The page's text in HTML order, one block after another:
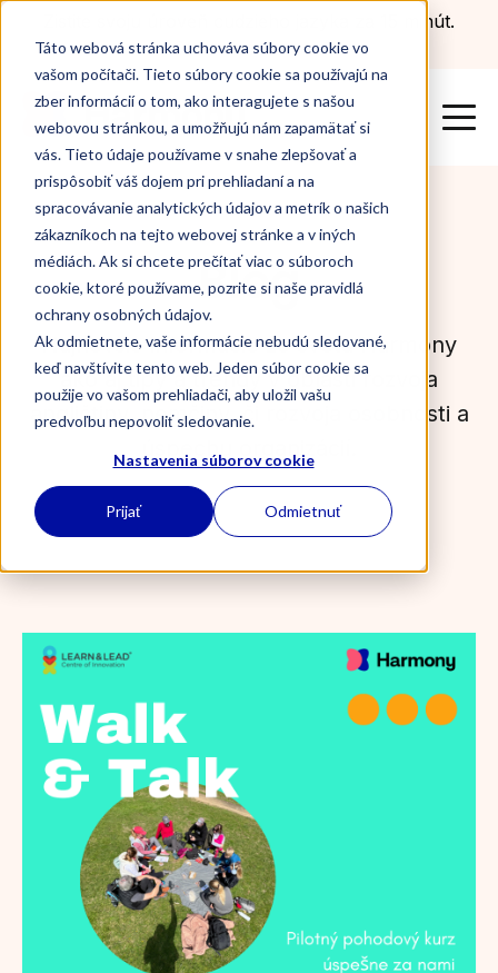
Táto webová stránka uchováva súbory cookie vo
vašom počítači. Tieto súbory cookie sa používajú na
zber informácií o tom, ako interagujete s našou
webovou stránkou, a umožňujú nám zapamätať si
vás. Tieto údaje používame v snahe zlepšovať a
prispôsobiť váš dojem pri prehliadaní a na
spracovávanie analytických údajov a metrík o našich
zákazníkoch na tejto webovej stránke a v iných
médiách. Ak si chcete prečítať viac o súboroch
cookie, ktoré používame, pozrite si naše pravidlá
ochrany osobných údajov.
Ak odmietnete, vaše informácie nebudú sledované,
keď navštívite tento web. Jeden súbor cookie sa
použije vo vašom prehliadači, aby uložil vašu
predvoľbu nepovoliť sledovanie.
Nastavenia súborov cookie
Prijať Odmietnuť
Zistite svoju úroveň cudzieho jazyka za 15 minút.
Otestovať sa teraz
Blog
Najnovšie informácie zo sveta Harmony
ako aj tipy a trendy v oblasti rozvoja
angličtiny, nemčiny, či rozvoja osobnosti a